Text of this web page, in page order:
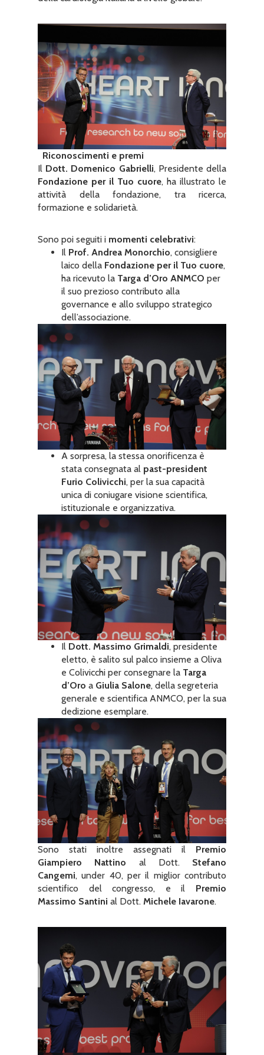
Riconoscimenti e premi
Il Dott. Domenico Gabrielli, Presidente della
Fondazione per il Tuo cuore, ha illustrato le
attività della fondazione, tra ricerca,
formazione e solidarietà.
Sono poi seguiti i momenti celebrativi:
Il Prof. Andrea Monorchio, consigliere
laico della Fondazione per il Tuo cuore,
ha ricevuto la Targa d’Oro ANMCO per
il suo prezioso contributo alla
governance e allo sviluppo strategico
dell’associazione.
A sorpresa, la stessa onorificenza è
stata consegnata al past-president
Furio Colivicchi, per la sua capacità
unica di coniugare visione scientifica,
istituzionale e organizzativa.
Il Dott. Massimo Grimaldi, presidente
eletto, è salito sul palco insieme a Oliva
e Colivicchi per consegnare la Targa
d’Oro a Giulia Salone, della segreteria
generale e scientifica ANMCO, per la sua
dedizione esemplare.
Sono stati inoltre assegnati il Premio
Giampiero Nattino al Dott.Stefano
Cangemi, under 40, per il miglior contributo
scientifico del congresso, e il Premio
Massimo Santini al Dott. Michele Iavarone.